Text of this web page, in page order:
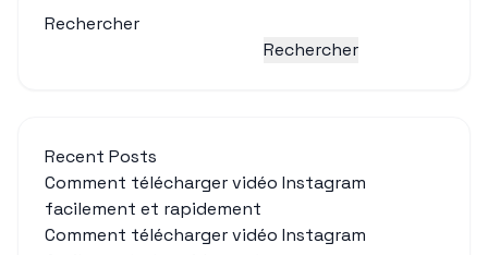
Rechercher
Rechercher
Recent Posts
Comment télécharger vidéo Instagram
facilement et rapidement
Comment télécharger vidéo Instagram